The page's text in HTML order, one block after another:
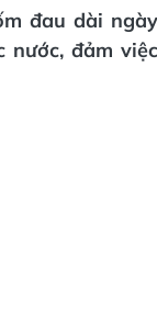
đau dài ngày
đảm việc